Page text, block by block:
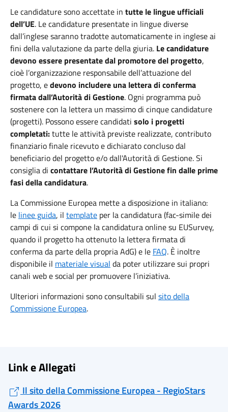
Le candidature sono accettate in tutte le lingue ufficiali
dell’UE. Le candidature presentate in lingue diverse
dall’inglese saranno tradotte automaticamente in inglese ai
fini della valutazione da parte della giuria. Le candidature
devono essere presentate dal promotore del progetto,
cioè l’organizzazione responsabile dell’attuazione del
progetto, edevono includere una lettera di conferma
firmata dall’Autorità di Gestione. Ogni programma può
sostenere con la lettera un massimo di cinque candidature
(progetti). Possono essere candidati solo i progetti
completati:tutte le attività previste realizzate, contributo
finanziario finale ricevuto e dichiarato concluso dal
beneficiario del progetto e/o dall'Autorità di Gestione.Si
consiglia di contattare l’Autorità di Gestione fin dalle prime
fasi della candidatura.
La Commissione Europea mette a disposizione in italiano:
le linee guida, il template per la candidatura (fac-simile dei
campi di cui si compone la candidatura online su EUSurvey,
quando il progetto ha ottenuto la lettera firmata di
conferma da parte della propria AdG) e le FAQ. È inoltre
disponibile il materiale visual da poter utilizzare sui propri
canali web e social per promuovere l’iniziativa.
Ulteriori informazioni sono consultabili sul sito della
Commissione Europea.
Link e Allegati
Il sito della Commissione Europea - RegioStars
Awards 2026